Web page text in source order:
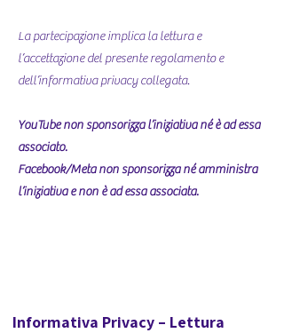
La partecipazione implica la lettura e
l’accettazione del presente regolamento e
dell’informativa privacy collegata.
YouTube non sponsorizza l’iniziativa né è ad essa
associato.
Facebook/Meta non sponsorizza né amministra
l’iniziativa e non è ad essa associata.
Informativa Privacy – Lettura